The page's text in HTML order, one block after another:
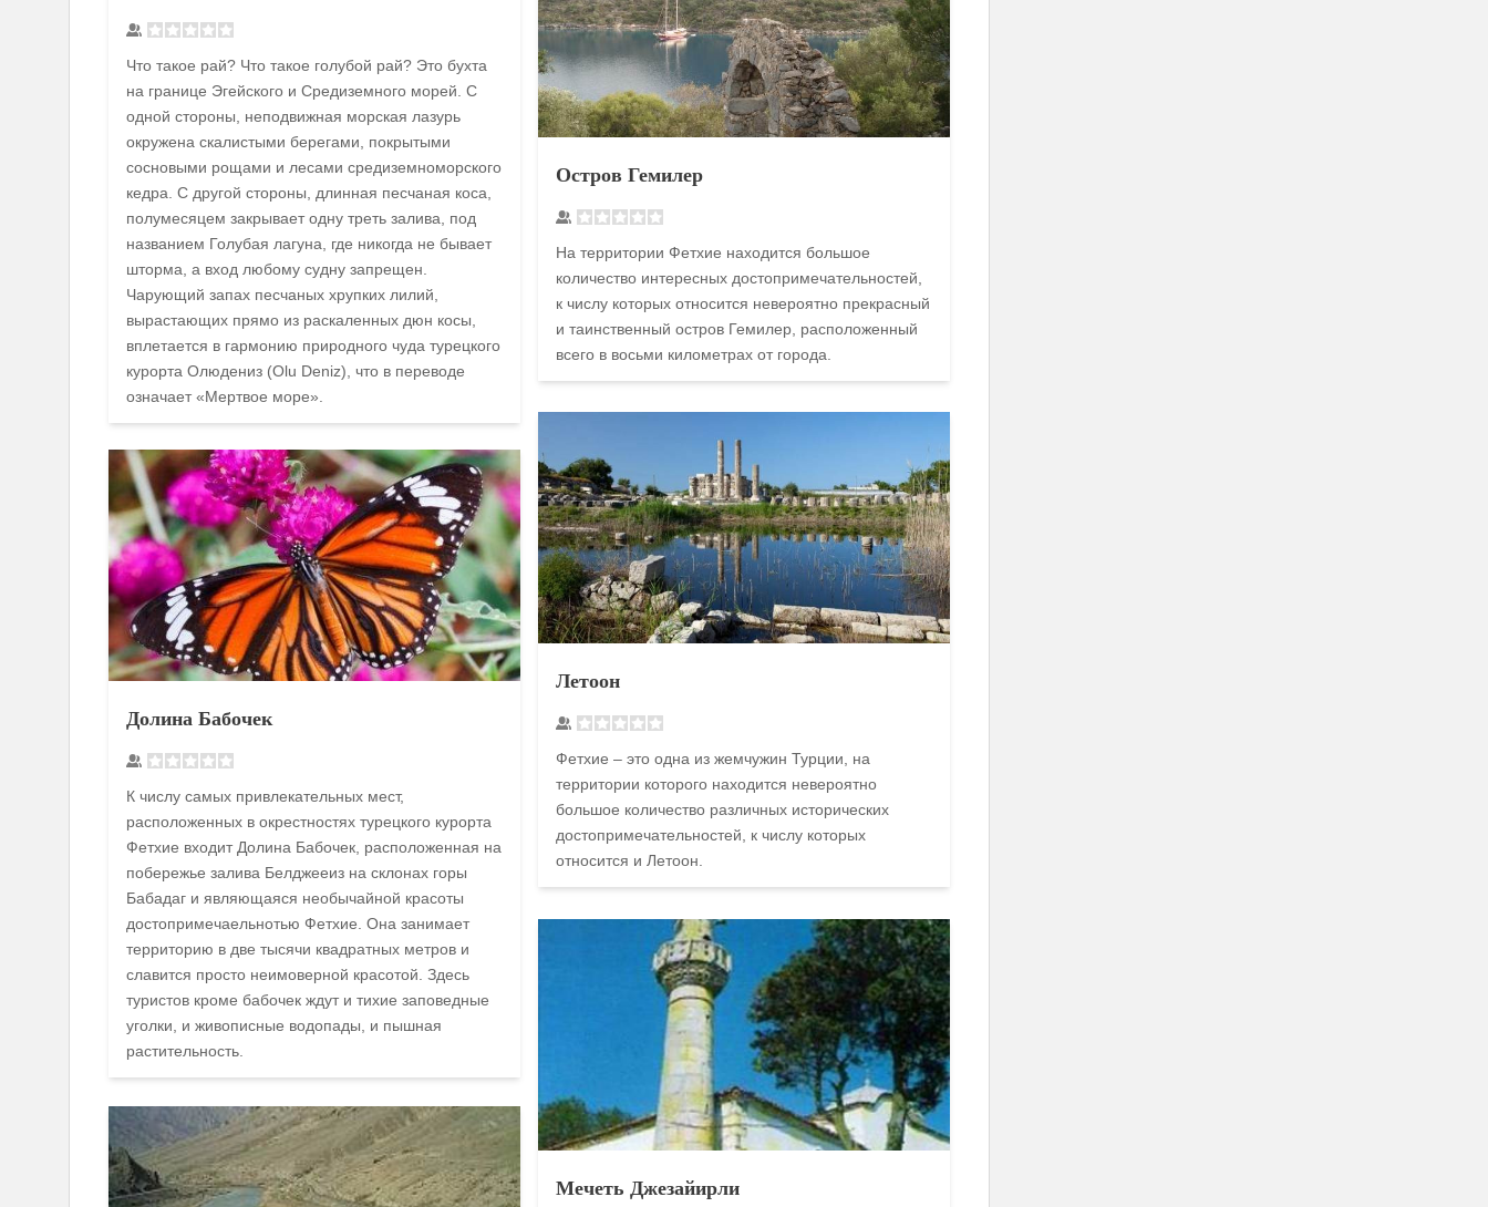
Что такое рай? Что такое голубой рай? Это бухта
на границе Эгейского и Средиземного морей. С
одной стороны, неподвижная морская лазурь
окружена скалистыми берегами, покрытыми
сосновыми рощами и лесами средиземноморского
кедра. С другой стороны, длинная песчаная коса,
полумесяцем закрывает одну треть залива, под
названием Голубая лагуна, где никогда не бывает
шторма, а вход любому судну запрещен.
Чарующий запах песчаных хрупких лилий,
вырастающих прямо из раскаленных дюн косы,
вплетается в гармонию природного чуда турецкого
курорта Олюдениз (Olu Deniz), что в переводе
означает «Мертвое море».
Остров Гемилер
На территории Фетхие находится большое
количество интересных достопримечательностей,
к числу которых относится невероятно прекрасный
и таинственный остров Гемилер, расположенный
всего в восьми километрах от города.
Летоон
Фетхие – это одна из жемчужин Турции, на
территории которого находится невероятно
большое количество различных исторических
достопримечательностей, к числу которых
относится и Летоон.
Долина Бабочек
К числу самых привлекательных мест,
расположенных в окрестностях турецкого курорта
Фетхие входит Долина Бабочек, расположенная на
побережье залива Белджееиз на склонах горы
Бабадаг и являющаяся необычайной красоты
достопримечаельнотью Фетхие. Она занимает
территорию в две тысячи квадратных метров и
славится просто неимоверной красотой. Здесь
туристов кроме бабочек ждут и тихие заповедные
уголки, и живописные водопады, и пышная
растительность.
Мечеть Джезайирли